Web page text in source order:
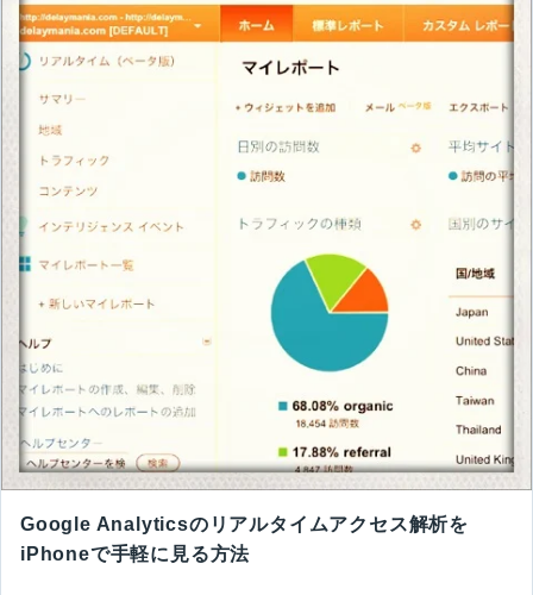
Google Analyticsのリアルタイムアクセス解析を
iPhoneで手軽に見る方法